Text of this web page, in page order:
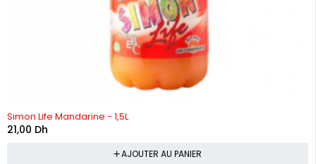
Simon Life Mandarine - 1,5L
21,00 Dh
AJOUTER AU PANIER